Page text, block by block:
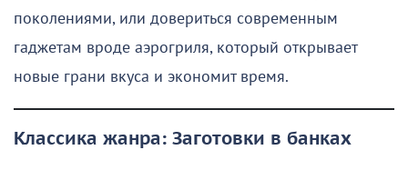
поколениями, или довериться современным
гаджетам вроде аэрогриля, который открывает
новые грани вкуса и экономит время.
Классика жанра: Заготовки в банках